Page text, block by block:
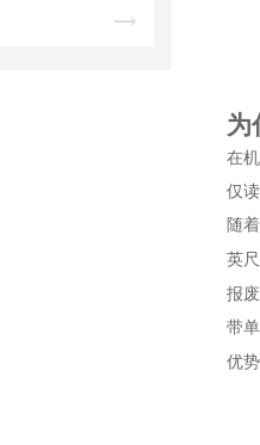
为
在
仅
随
英尺
报
带
优